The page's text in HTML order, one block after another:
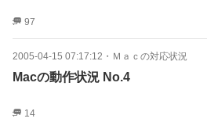
97
2005-04-15 07:17:12 ・ Ｍａｃの対応状況
Macの動作状況 No.4
14